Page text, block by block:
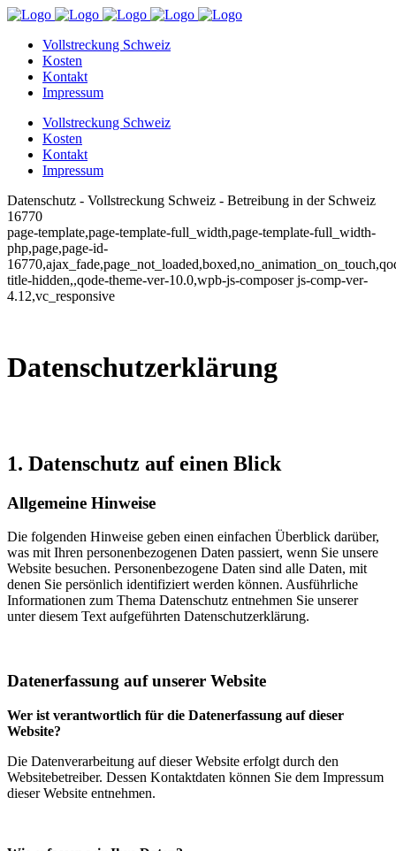
Vollstreckung Schweiz
Kosten
Kontakt
Impressum
Vollstreckung Schweiz
Kosten
Kontakt
Impressum
Datenschutz - Vollstreckung Schweiz - Betreibung in der Schweiz
16770
page-template,page-template-full_width,page-template-full_width-
php,page,page-id-
title-hidden,,qode-theme-ver-10.0,wpb-js-composer js-comp-ver-
4.12,vc_responsive
Datenschutzerklärung
1. Datenschutz auf einen Blick
Allgemeine Hinweise
Die folgenden Hinweise geben einen einfachen Überblick darüber,
was mit Ihren personenbezogenen Daten passiert, wenn Sie unsere
Website besuchen. Personenbezogene Daten sind alle Daten, mit
denen Sie persönlich identifiziert werden können. Ausführliche
Informationen zum Thema Datenschutz entnehmen Sie unserer
unter diesem Text aufgeführten Datenschutzerklärung.
Datenerfassung auf unserer Website
Wer ist verantwortlich für die Datenerfassung auf dieser
Website?
Die Datenverarbeitung auf dieser Website erfolgt durch den
Websitebetreiber. Dessen Kontaktdaten können Sie dem Impressum
dieser Website entnehmen.